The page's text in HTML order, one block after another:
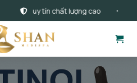
uy tín chất lượng cao